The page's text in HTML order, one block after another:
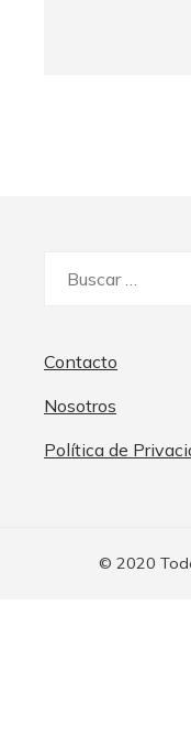
Contacto
Nosotros
Política de
© 2020